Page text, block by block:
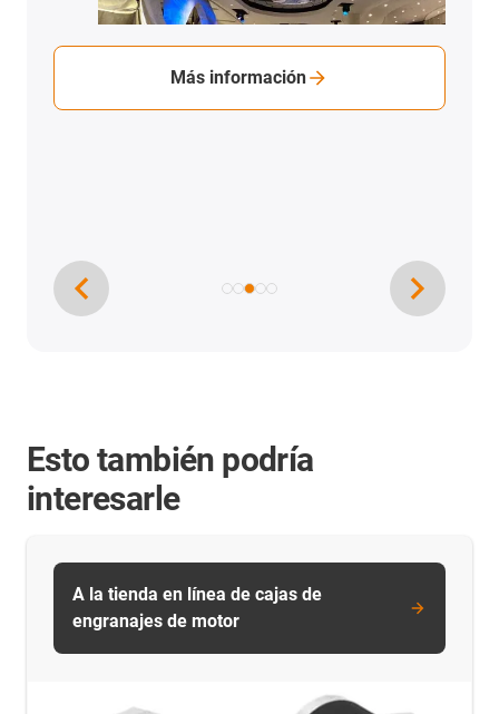
Más información
Esto también podría
interesarle
A la tienda en línea de cajas de
engranajes de motor